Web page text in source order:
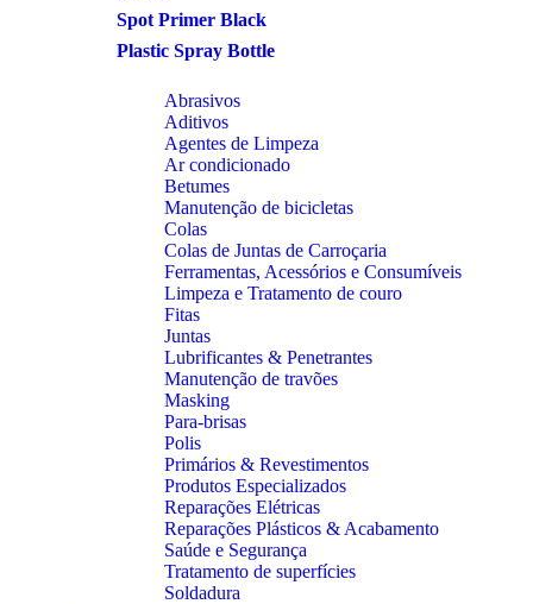
Spot Primer Black
Plastic Spray Bottle
Abrasivos
Aditivos
Agentes de Limpeza
Ar condicionado
Betumes
Manutenção de bicicletas
Colas
Colas de Juntas de Carroçaria
Ferramentas, Acessórios e Consumíveis
Limpeza e Tratamento de couro
Fitas
Juntas
Lubrificantes & Penetrantes
Manutenção de travões
Masking
Para-brisas
Polis
Primários & Revestimentos
Produtos Especializados
Reparações Elétricas
Reparações Plásticos & Acabamento
Saúde e Segurança
Tratamento de superfícies
Soldadura